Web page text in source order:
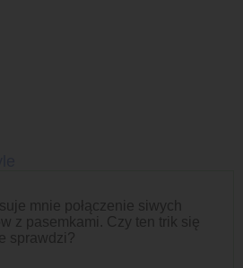
mnie połączenie siwych
z pasemkami. Czy ten trik się
sprawdzi?